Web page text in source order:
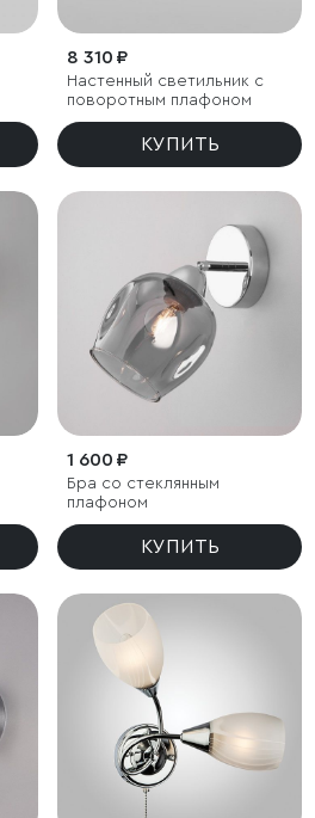
8 310 ₽
Настенный светильник с
поворотным плафоном
КУПИТЬ
1 600 ₽
Бра со стеклянным
плафоном
КУПИТЬ